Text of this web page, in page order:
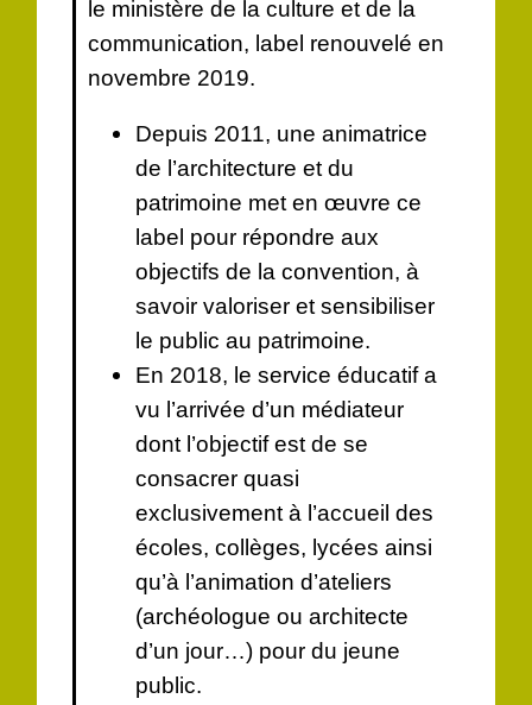
le ministère de la culture et de la
communication, label renouvelé en
novembre 2019.
Depuis 2011, une animatrice
de l’architecture et du
patrimoine met en œuvre ce
label pour répondre aux
objectifs de la convention, à
savoir valoriser et sensibiliser
le public au patrimoine.
En 2018, le service éducatif a
vu l’arrivée d’un médiateur
dont l’objectif est de se
consacrer quasi
exclusivement à l’accueil des
écoles, collèges, lycées ainsi
qu’à l’animation d’ateliers
(archéologue ou architecte
d’un jour…) pour du jeune
public.